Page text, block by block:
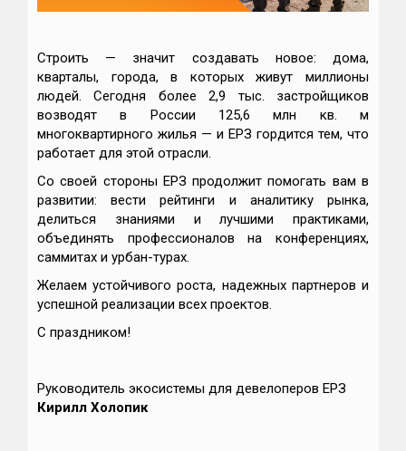
Строить — значит создавать новое: дома,
кварталы, города, в которых живут миллионы
людей. Сегодня более 2,9 тыс. застройщиков
возводят в России 125,6 млн кв. м
многоквартирного жилья — и ЕРЗ гордится тем, что
работает для этой отрасли.
Со своей стороны ЕРЗ продолжит помогать вам в
развитии: вести рейтинги и аналитику рынка,
делиться знаниями и лучшими практиками,
объединять профессионалов на конференциях,
саммитах и урбан-турах.
Желаем устойчивого роста, надежных партнеров и
успешной реализации всех проектов.
С праздником!
Руководитель экосистемы для девелоперов ЕРЗ
Кирилл Холопик